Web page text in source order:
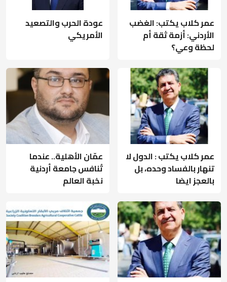
عمر كلاب يكتب: الغضب
الأردني: أزمة ثقة أم
لحظة وعي؟
عودة الحرب والتصعيد
الأمريكي
عمر كلاب يكتب : الدول لا
تنهار بالفساد وحده، بل
بالعجز ايضا
عمّان الأهلية.. عندما
تُنافس جامعة أردنية
نخبة العالم